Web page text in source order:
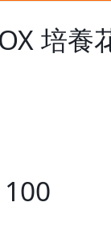
培養